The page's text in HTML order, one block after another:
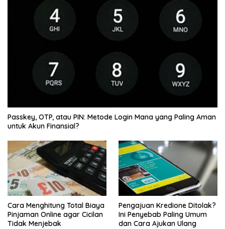
Passkey, OTP, atau PIN: Metode Login Mana yang Paling Aman
untuk Akun Finansial?
Cara Menghitung Total Biaya
Pinjaman Online agar Cicilan
Tidak Menjebak
Pengajuan Kredione Ditolak?
Ini Penyebab Paling Umum
dan Cara Ajukan Ulang